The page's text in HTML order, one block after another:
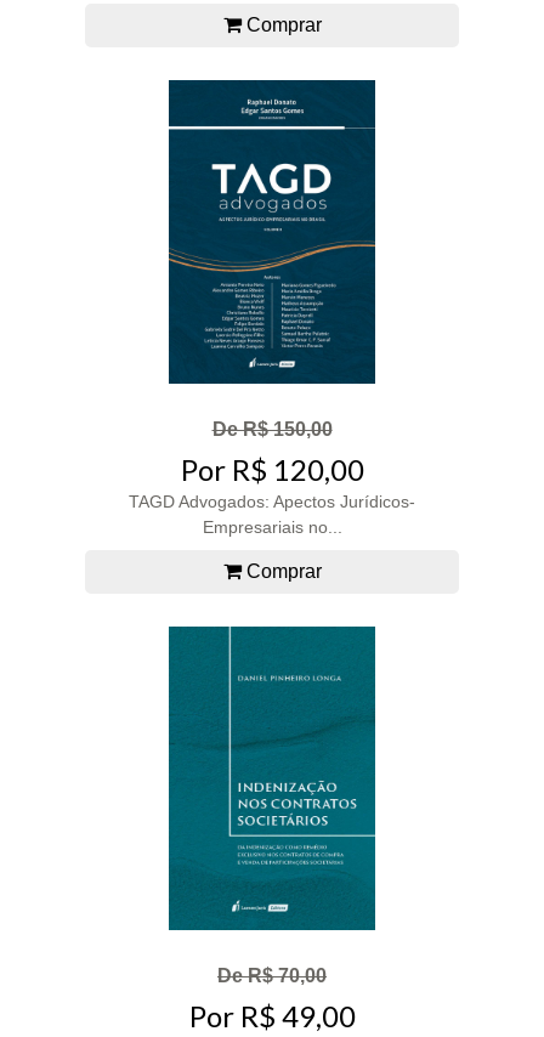
Comprar
De R$ 150,00
Por R$ 120,00
TAGD Advogados: Apectos Jurídicos-
Empresariais no...
Comprar
De R$ 70,00
Por R$ 49,00